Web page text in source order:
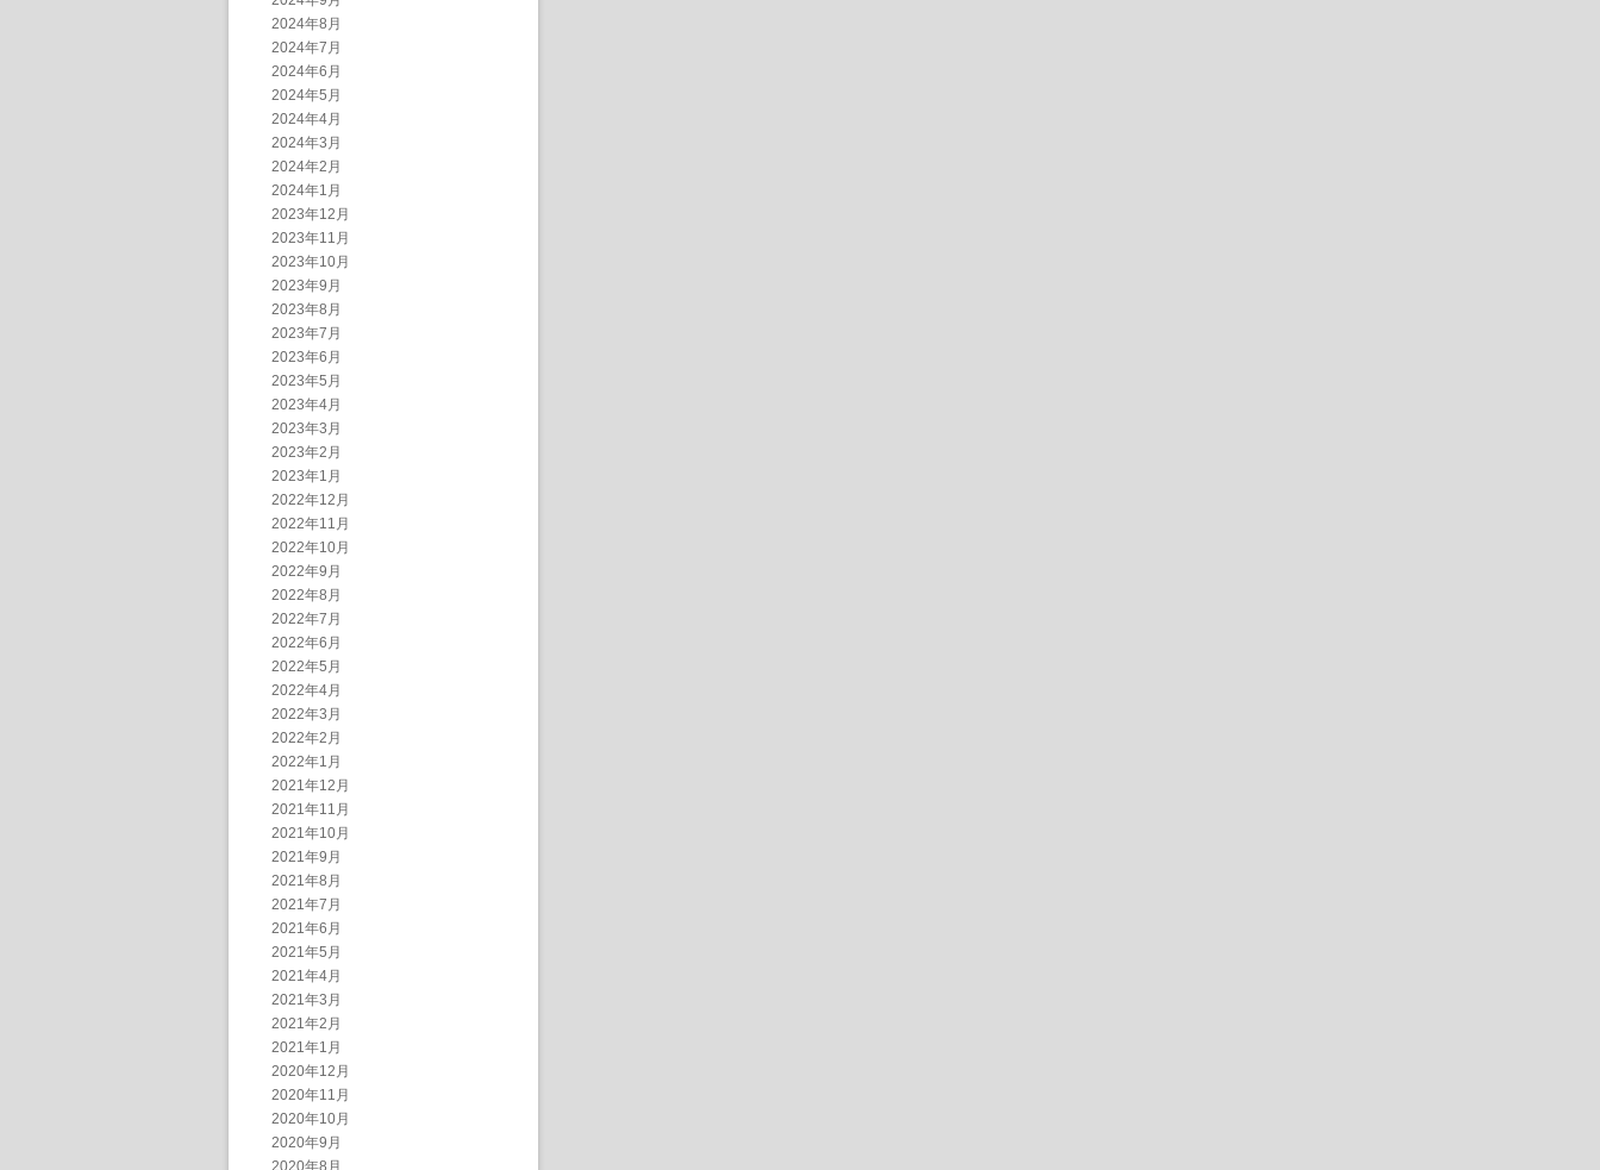
2024年8月
2024年7月
2024年6月
2024年5月
2024年4月
2024年3月
2024年2月
2024年1月
2023年12月
2023年11月
2023年10月
2023年9月
2023年8月
2023年7月
2023年6月
2023年5月
2023年4月
2023年3月
2023年2月
2023年1月
2022年12月
2022年11月
2022年10月
2022年9月
2022年8月
2022年7月
2022年6月
2022年5月
2022年4月
2022年3月
2022年2月
2022年1月
2021年12月
2021年11月
2021年10月
2021年9月
2021年8月
2021年7月
2021年6月
2021年5月
2021年4月
2021年3月
2021年2月
2021年1月
2020年12月
2020年11月
2020年10月
2020年9月
2020年8月